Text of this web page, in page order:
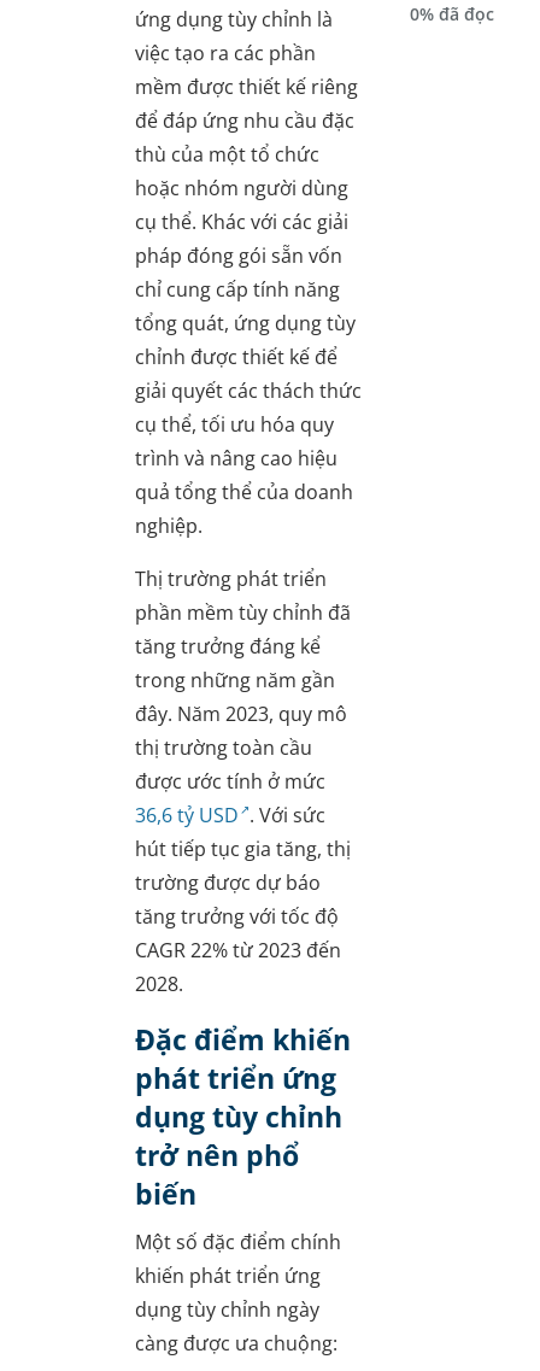
ứng dụng tùy chỉnh là
việc tạo ra các phần
mềm được thiết kế riêng
để đáp ứng nhu cầu đặc
thù của một tổ chức
hoặc nhóm người dùng
cụ thể. Khác với các giải
pháp đóng gói sẵn vốn
chỉ cung cấp tính năng
tổng quát, ứng dụng tùy
chỉnh được thiết kế để
giải quyết các thách thức
cụ thể, tối ưu hóa quy
trình và nâng cao hiệu
quả tổng thể của doanh
nghiệp.
Thị trường phát triển
phần mềm tùy chỉnh đã
tăng trưởng đáng kể
trong những năm gần
đây. Năm 2023, quy mô
thị trường toàn cầu
được ước tính ở mức
36,6 tỷ USD . Với sức
hút tiếp tục gia tăng, thị
trường được dự báo
tăng trưởng với tốc độ
CAGR 22% từ 2023 đến
2028.
Đặc điểm khiến
phát triển ứng
dụng tùy chỉnh
trở nên phổ
biến
Một số đặc điểm chính
khiến phát triển ứng
dụng tùy chỉnh ngày
càng được ưa chuộng:
0% đã đọc